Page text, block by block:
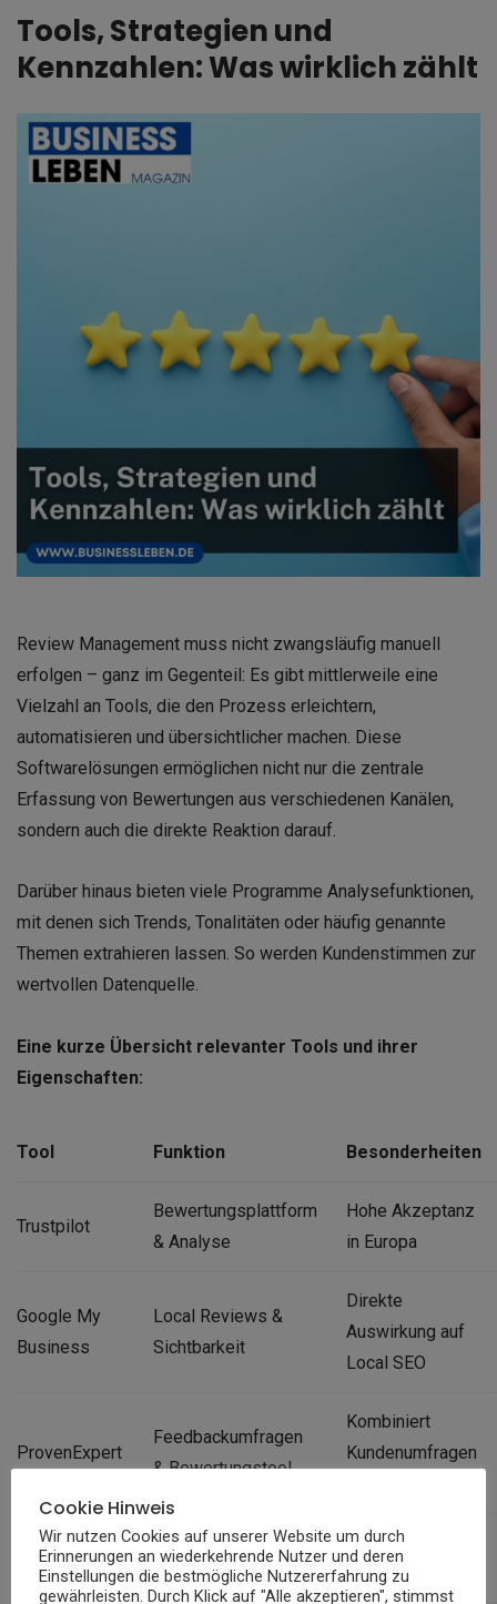
Tools, Strategien und
Kennzahlen: Was wirklich zählt
Review Management muss nicht zwangsläufig manuell
erfolgen – ganz im Gegenteil: Es gibt mittlerweile eine
Vielzahl an Tools, die den Prozess erleichtern,
automatisieren und übersichtlicher machen. Diese
Softwarelösungen ermöglichen nicht nur die zentrale
Erfassung von Bewertungen aus verschiedenen Kanälen,
sondern auch die direkte Reaktion darauf.
Darüber hinaus bieten viele Programme Analysefunktionen,
mit denen sich Trends, Tonalitäten oder häufig genannte
Themen extrahieren lassen. So werden Kundenstimmen zur
wertvollen Datenquelle.
Eine kurze Übersicht relevanter Tools und ihrer
Eigenschaften:
Tool Funktion Besonderheiten
Trustpilot
Bewertungsplattform
& Analyse
Hohe Akzeptanz
in Europa
Google My
Business
Local Reviews &
Sichtbarkeit
Direkte
Auswirkung auf
Local SEO
ProvenExpert
Feedbackumfragen
& Bewertungstool
Kombiniert
Kundenumfragen
Webbosaurus
Review Monitoring &
Analyse
Fokus auf DACH-
Raum
Cookie Hinweis
Wir nutzen Cookies auf unserer Website um durch
Erinnerungen an wiederkehrende Nutzer und deren
Einstellungen die bestmögliche Nutzererfahrung zu
gewährleisten. Durch Klick auf "Alle akzeptieren", stimmst